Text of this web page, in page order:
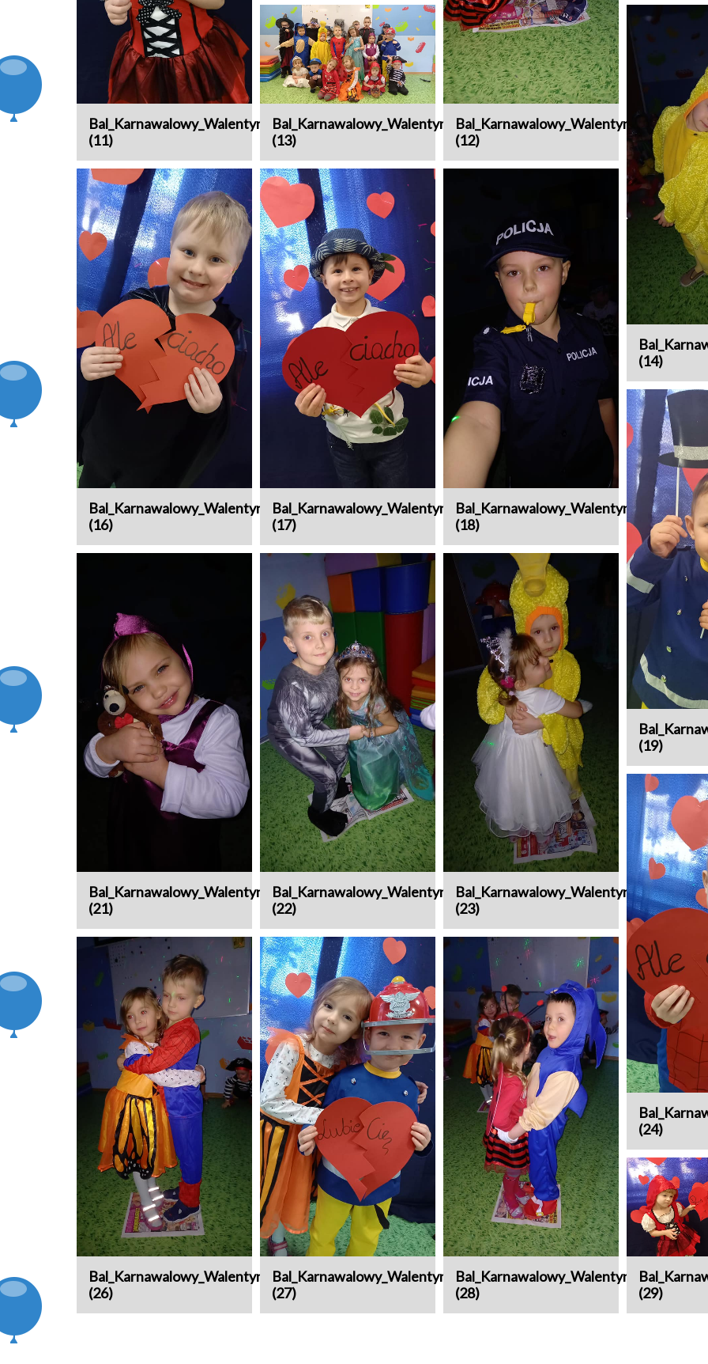
Bal_Karnawalowy_Walentynki
(11)
Bal_Karnawalowy_Walentynki
(16)
Bal_Karnawalowy_Walentynki
(21)
Bal_Karnawalowy_Walentynki
(26)
Bal_Karnawalowy_Walentynki
(13)
Bal_Karnawalowy_Walentynki
(17)
Bal_Karnawalowy_Walentynki
(22)
Bal_Karnawalowy_Walentynki
(27)
Bal_Karnawalowy_Walentynki
(12)
Bal_Karnawalowy_Walentynki
(18)
Bal_Karnawalowy_Walentynki
(23)
Bal_Karnawalowy_Walentynki
(28)
(14)
(19)
(24)
(29)